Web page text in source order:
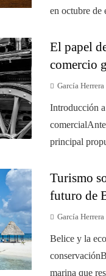
en octubre de
El papel
comercio
García
Introducción
principal
Turismo
futuro de
García
Belice y la
marina que